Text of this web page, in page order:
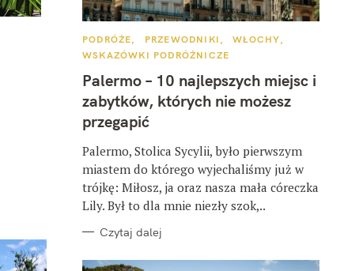
K
T
G
O
R
I
E
PODRÓŻE PRZEWODNIKI
WŁOCHY
WSKAZÓWKI PODRÓŻNICZE
Palermo – 10 najlepszych miejsc i
zabytków, których nie możesz
przegapić
Palermo, Stolica Sycylii, było pierwszym
miastem do którego wyjechaliśmy już w
trójkę: Miłosz, ja oraz nasza mała córeczka
Lily. Był to dla mnie niezły szok,..
Czytaj dalej